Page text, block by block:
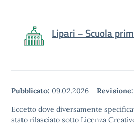
Lipari – Scuola
Pubblicato: 09.02.2026 - Revisione:
Eccetto dove diversamente
stato rilasciato sotto Licenza